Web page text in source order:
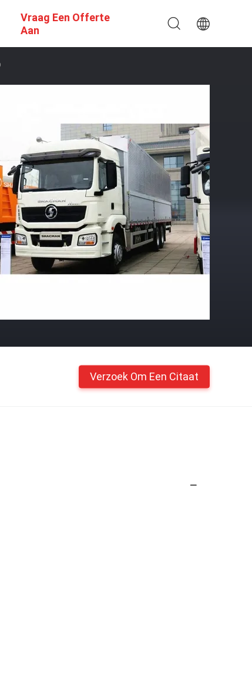
Vraag Een Offerte
Aan
Verzoek Om Een Citaat